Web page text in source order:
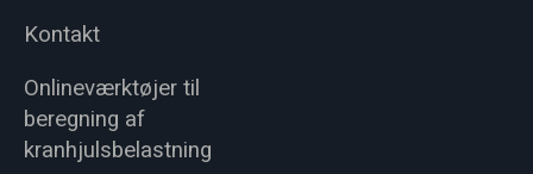
Kontakt
Onlineværktøjer til
beregning af
kranhjulsbelastning